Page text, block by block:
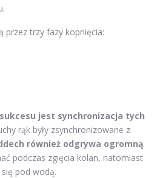
przez trzy fazy kopnięcia:
jest synchronizacja tych
rąk były zsynchronizowane z
również odgrywa ogromną
podczas zgięcia kolan, natomiast
pod wodą.